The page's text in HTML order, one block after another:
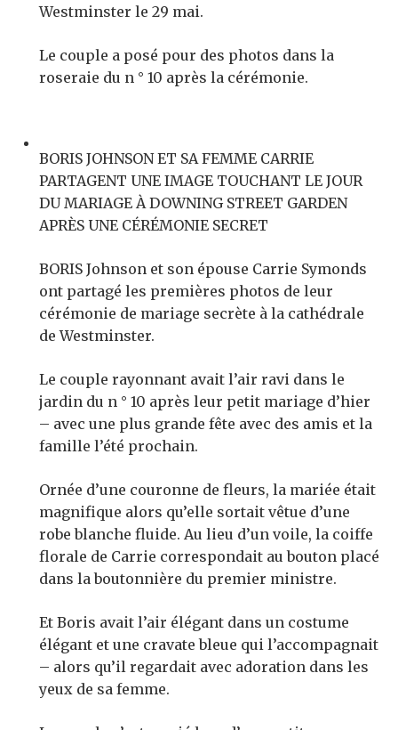
Westminster le 29 mai.
Le couple a posé pour des photos dans la
roseraie du n ° 10 après la cérémonie.
BORIS JOHNSON ET SA FEMME CARRIE
PARTAGENT UNE IMAGE TOUCHANT LE JOUR
DU MARIAGE À DOWNING STREET GARDEN
APRÈS UNE CÉRÉMONIE SECRET
BORIS Johnson et son épouse Carrie Symonds
ont partagé les premières photos de leur
cérémonie de mariage secrète à la cathédrale
de Westminster.
Le couple rayonnant avait l’air ravi dans le
jardin du n ° 10 après leur petit mariage d’hier
– avec une plus grande fête avec des amis et la
famille l’été prochain.
Ornée d’une couronne de fleurs, la mariée était
magnifique alors qu’elle sortait vêtue d’une
robe blanche fluide. Au lieu d’un voile, la coiffe
florale de Carrie correspondait au bouton placé
dans la boutonnière du premier ministre.
Et Boris avait l’air élégant dans un costume
élégant et une cravate bleue qui l’accompagnait
– alors qu’il regardait avec adoration dans les
yeux de sa femme.